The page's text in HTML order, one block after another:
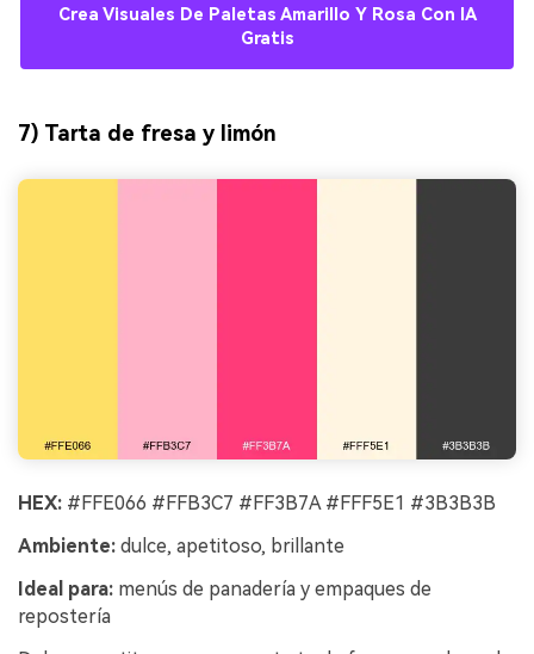
Crea Visuales De Paletas Amarillo Y Rosa Con IA
Gratis
7) Tarta de fresa y limón
HEX: #FFE066 #FFB3C7 #FF3B7A #FFF5E1 #3B3B3B
Ambiente: dulce, apetitoso, brillante
Ideal para: menús de panadería y empaques de
repostería